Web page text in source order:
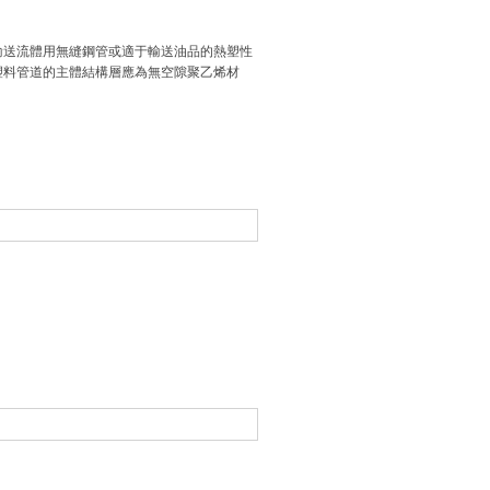
流體用無縫鋼管或適于輸送油品的熱塑性
管道的主體結構層應為無空隙聚乙烯材